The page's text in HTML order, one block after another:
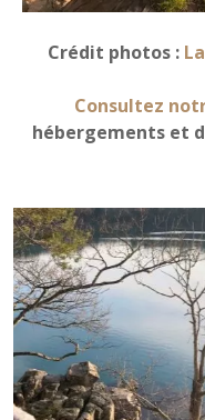
Crédit photos :
Consultez
hébergements et